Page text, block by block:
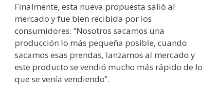
Finalmente, esta nueva propuesta salió al
mercado y fue bien recibida por los
consumidores: “Nosotros sacamos una
producción lo más pequeña posible, cuando
sacamos esas prendas, lanzamos al mercado y
este producto se vendió mucho más rápido de lo
que se venía vendiendo”.